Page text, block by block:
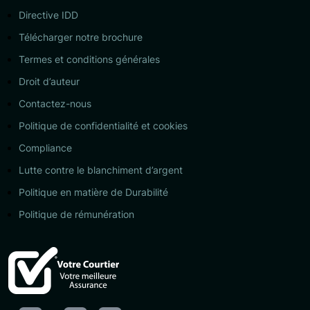
Directive IDD
Télécharger notre brochure
Termes et conditions générales
Droit d’auteur
Contactez-nous
Politique de confidentialité et cookies
Compliance
Lutte contre le blanchiment d’argent
Politique en matière de Durabilité
Politique de rémunération